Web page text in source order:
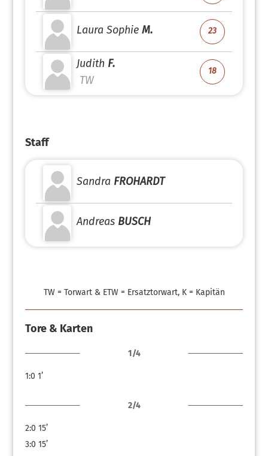
Laura Sophie M. 23
Judith F.
TW
18
Staff
Sandra FROHARDT
Andreas BUSCH
TW = Torwart & ETW = Ersatztorwart, K = Kapitän
Tore & Karten
1/4
1:0 1’
2/4
2:0 15’
3:0 15’